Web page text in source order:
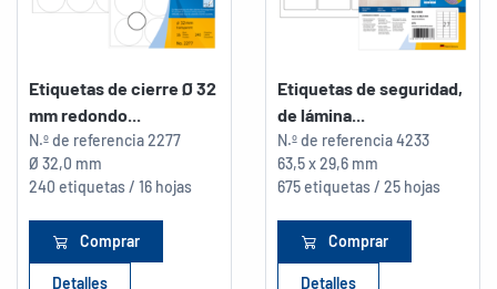
Etiquetas de cierre Ø 32
mm redondo...
N.º de referencia2277
Ø 32,0 mm
240 etiquetas / 16 hojas
Comprar
Detalles
Etiquetas de seguridad,
de lámina...
N.º de referencia4233
63,5 x 29,6 mm
675 etiquetas / 25 hojas
Comprar
Detalles